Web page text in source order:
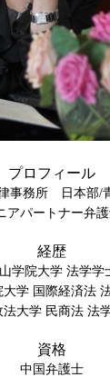
プロフィール
事務所 日本部/
アパートナー弁
経歴
学院大学 法学学
大学 国際経済法
法大学 民商法 法
資格
中国弁護士